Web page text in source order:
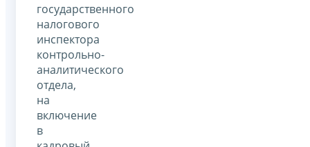
государственного
налогового
инспектора
контрольно-
аналитического
отдела,
на
включение
в